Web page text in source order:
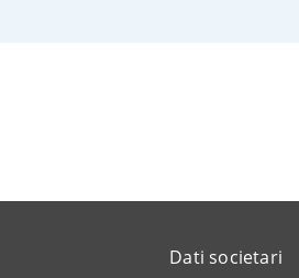
Dati societari